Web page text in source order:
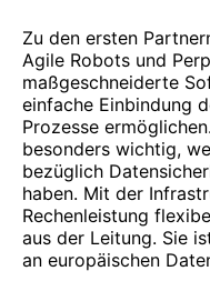
Zu den ersten
Agile Robots und
maßgeschneiderte
einfache Einbindung
Prozesse
besonders wichtig,
bezüglich
haben. Mit der
Rechenleistung
aus der Leitung. Sie
an europäischen